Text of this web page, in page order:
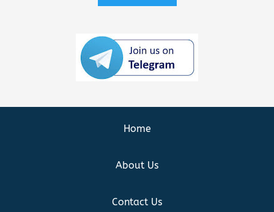
Home
About Us
Contact Us